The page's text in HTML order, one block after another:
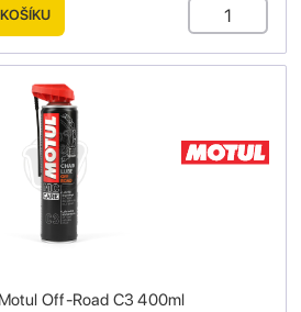
Off-Road C3 400ml